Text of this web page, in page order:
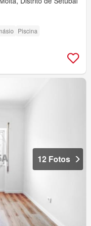
Piscina
12 Fotos